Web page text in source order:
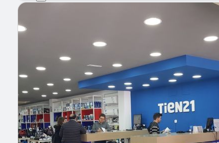
Encuentra tu noticia
Buscar